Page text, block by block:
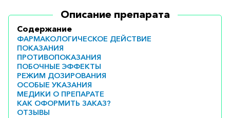
Описание препарата
Содержание
ФАРМАКОЛОГИЧЕСКОЕ ДЕЙСТВИЕ
ПОКАЗАНИЯ
ПРОТИВОПОКАЗАНИЯ
ПОБОЧНЫЕ ЭФФЕКТЫ
РЕЖИМ ДОЗИРОВАНИЯ
ОСОБЫЕ УКАЗАНИЯ
МЕДИКИ О ПРЕПАРАТЕ
КАК ОФОРМИТЬ ЗАКАЗ?
ОТЗЫВЫ